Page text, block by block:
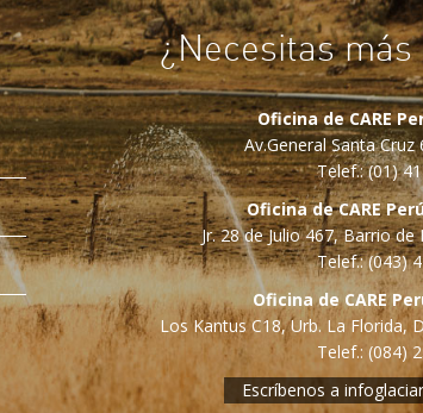
¿Necesitas
Oficina de CARE
Av.General Santa Cruz
Telef.: (01)
Oficina de CARE
Jr. 28 de Julio 467, Barrio
Telef.: (043)
Oficina de CARE
Los Kantus C18, Urb. La Florida,
Telef.: (084)
Escríbenos a